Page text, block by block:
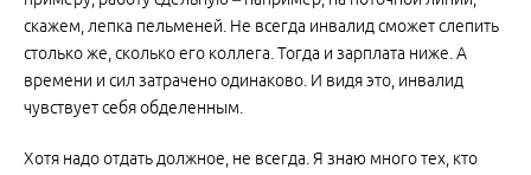
скажем, лепка пельменей. Не всегда инвалид сможет слепить
столько же, сколько его коллега. Тогда и зарплата ниже. А
времени и сил затрачено одинаково. И видя это, инвалид
чувствует себя обделенным.
Хотя надо отдать должное, не всегда. Я знаю много тех, кто